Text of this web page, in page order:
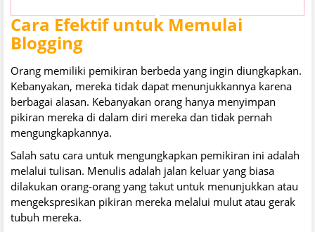
Cara Efektif untuk Memulai
Blogging
Orang memiliki pemikiran berbeda yang ingin diungkapkan.
Kebanyakan, mereka tidak dapat menunjukkannya karena
berbagai alasan. Kebanyakan orang hanya menyimpan
pikiran mereka di dalam diri mereka dan tidak pernah
mengungkapkannya.
Salah satu cara untuk mengungkapkan pemikiran ini adalah
melalui tulisan. Menulis adalah jalan keluar yang biasa
dilakukan orang-orang yang takut untuk menunjukkan atau
mengekspresikan pikiran mereka melalui mulut atau gerak
tubuh mereka.